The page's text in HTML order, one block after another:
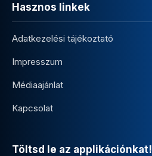
Hasznos linkek
Adatkezelési tájékoztató
Impresszum
Médiaajánlat
Kapcsolat
Töltsd le az applikációnkat!